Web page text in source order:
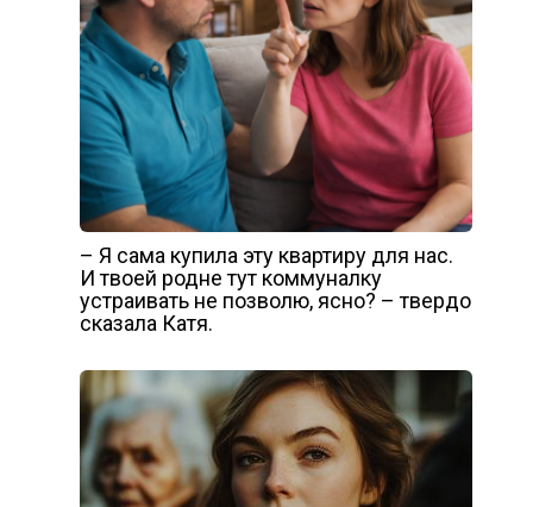
– Я сама купила эту квартиру для нас.
И твоей родне тут коммуналку
устраивать не позволю, ясно? – твердо
сказала Катя.